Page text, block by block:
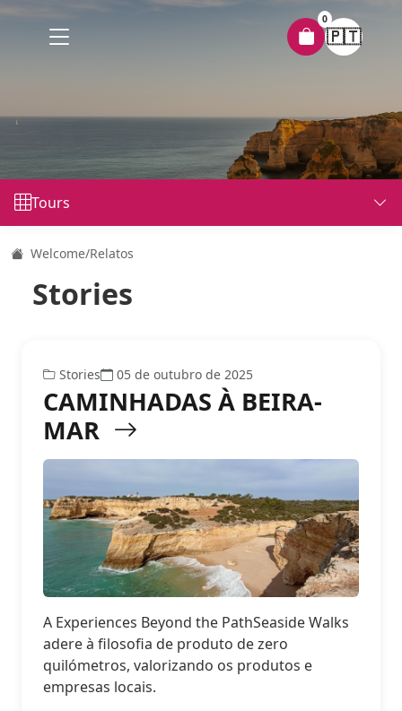
0
🇵🇹
Tours
Welcome/Relatos
Stories
Stories 05 de outubro de 2025
CAMINHADAS À BEIRA-
MAR
A Experiences Beyond the PathSeaside Walks
adere à filosofia de produto de zero
quilómetros, valorizando os produtos e
empresas locais.